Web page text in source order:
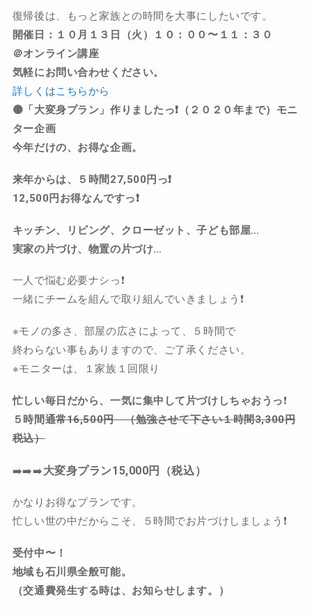
復帰後は、もっと家族との時間を大事にしたいです。
開催日：１０月１３日（火）１０：００〜１１：３０
＠オンライン講座
気軽にお問い合わせください。
詳しくはこちらから
🟡 「大変身プラン」作りましたっ❗️（２０２０年まで）モニ
ター企画
今年だけの、お得な企画。
来年からは、５時間27,500円っ❗️
12,500円お得なんですっ❗️
キッチン、リビング、クローゼット、子ども部屋…
実家の片づけ、物置の片づけ…
一人で悩む必要ナシっ❗️
一緒にチームを組んで取り組んでいきましょう❗️
※モノの多さ、部屋の広さによって、５時間で
終わらない事もありますので、ご了承ください。
※モニターは、１家族１回限り
忙しい毎日だから、一気に集中して片づけしちゃおうっ❗️
５時間通常16,500円 （勉強させて下さい１時間3,300円
税込）
➡️➡️➡️大変身プラン15,000円（税込）
かなりお得なプランです。
忙しい世の中だからこそ、５時間でお片づけしましょう❗️
受付中〜！
地域も石川県全般可能。
（交通費発生する時は、お知らせします。）